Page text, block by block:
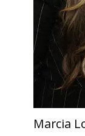
Marcia